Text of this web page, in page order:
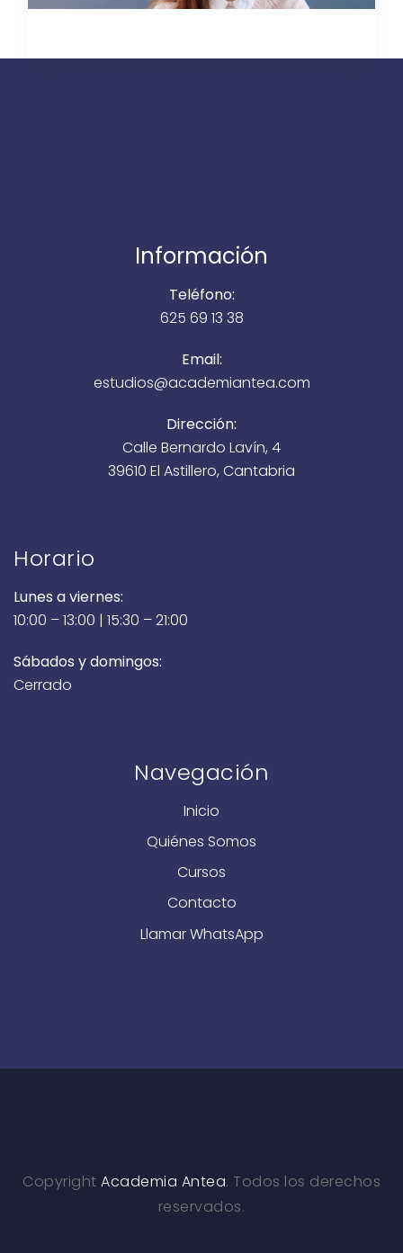
Información
Teléfono:
625 69 13 38
Email:
estudios@academiantea.com
Dirección:
Calle Bernardo Lavín, 4
39610 El Astillero, Cantabria
Horario
Lunes a viernes:
10:00 – 13:00 | 15:30 – 21:00
Sábados y domingos:
Cerrado
Navegación
Inicio
Quiénes Somos
Cursos
Contacto
LlamarWhatsApp
Copyright Academia Antea. Todos los derechos
reservados.